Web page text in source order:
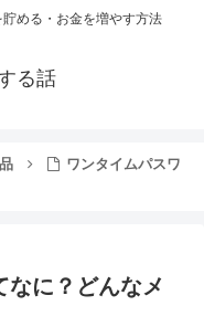
める・お金を増やす方法
る話
ワンタイムパスワ
なに？どんなメ